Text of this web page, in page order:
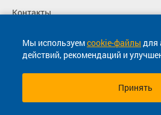
Мы используемcookie-файлы для
действий, рекомендаций и
Принять
Контакты
Политика конфиденциальности
Перевозчикам
© 2013-2026, ООО "Капитал"- Онлайн